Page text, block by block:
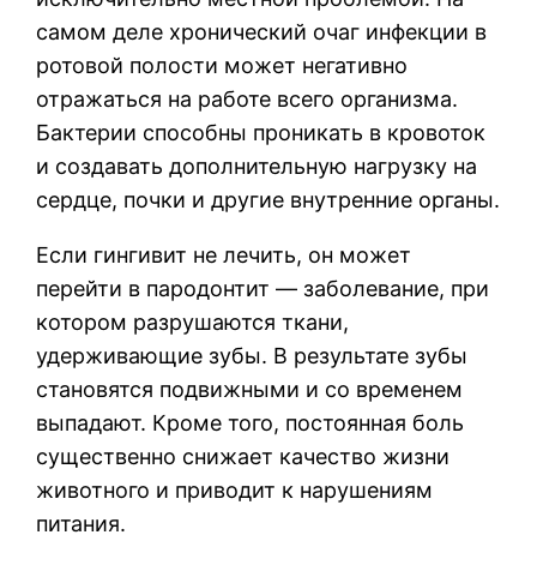
самом деле хронический очаг инфекции в
ротовой полости может негативно
отражаться на работе всего организма.
Бактерии способны проникать в кровоток
и создавать дополнительную нагрузку на
сердце, почки и другие внутренние органы.
Если гингивит не лечить, он может
перейти в пародонтит — заболевание, при
котором разрушаются ткани,
удерживающие зубы. В результате зубы
становятся подвижными и со временем
выпадают. Кроме того, постоянная боль
существенно снижает качество жизни
животного и приводит к нарушениям
питания.